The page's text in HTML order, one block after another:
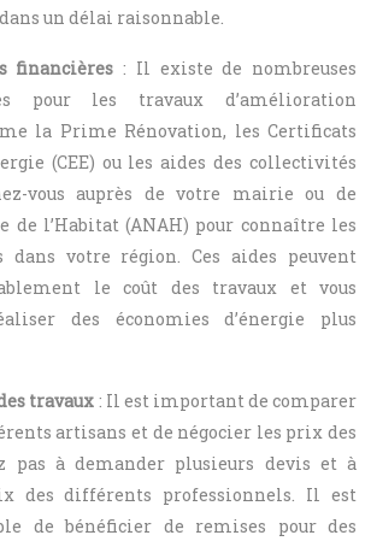
un délai raisonnable.
financières : Il existe de nombreuses
pour les travaux d’amélioration
la Prime Rénovation, les Certificats
(CEE) ou les aides des collectivités
vous auprès de votre mairie ou de
de l’Habitat (ANAH) pour connaître les
dans votre région. Ces aides peuvent
le coût des travaux et vous
des économies d’énergie plus
travaux : Il est important de comparer
artisans et de négocier les prix des
pas à demander plusieurs devis et à
des différents professionnels. Il est
de bénéficier de remises pour des